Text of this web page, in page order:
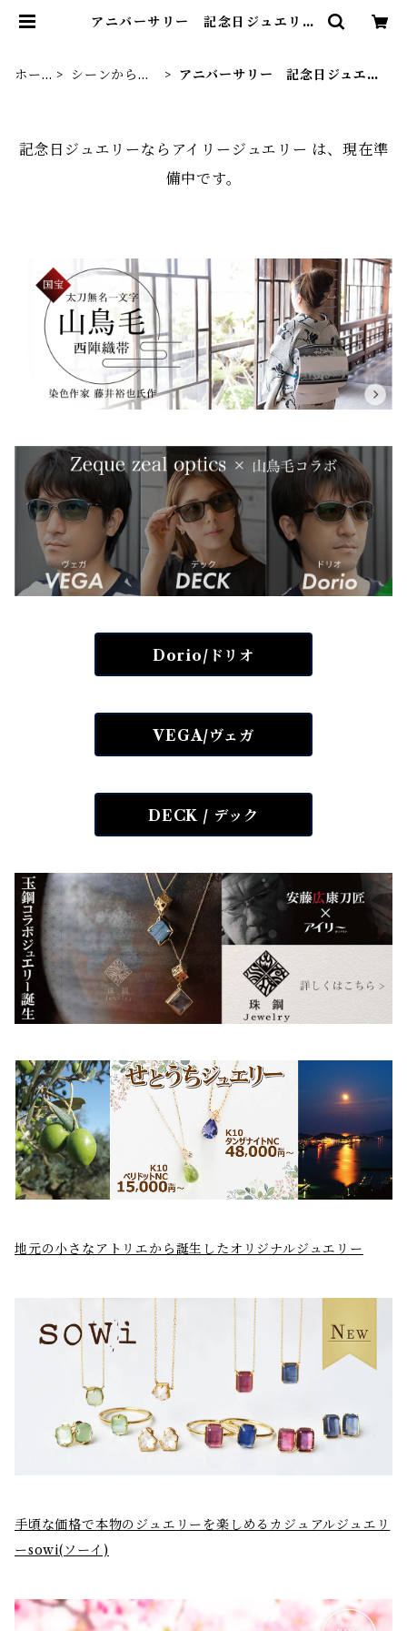
アニバーサリー 記念日ジュエリー
ホー
シーンから選
アニバーサリー 記念日ジュエリ
記念日ジュエリーならアイリージュエリー は、現在準
備中です。
Dorio/ドリオ
VEGA/ヴェガ
DECK / デック
地元の小さなアトリエから誕生したオリジナルジュエリー
手頃な価格で本物のジュエリーを楽しめるカジュアルジュエリ
ーsowi(ソーイ)